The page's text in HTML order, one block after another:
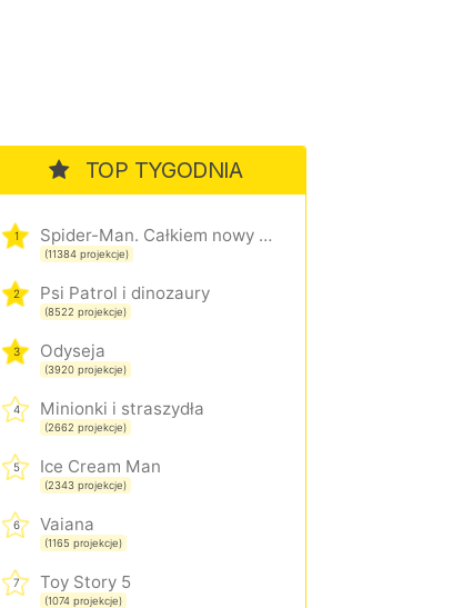
TOP TYGODNIA
1 Spider-Man. Całkiem nowy dzień
(11384 projekcje)
2 Psi Patrol i dinozaury
(8522 projekcje)
3 Odyseja
(3920 projekcje)
4 Minionki i straszydła
(2662 projekcje)
5 Ice Cream Man
(2343 projekcje)
6 Vaiana
(1165 projekcje)
7 Toy Story 5
(1074 projekcje)